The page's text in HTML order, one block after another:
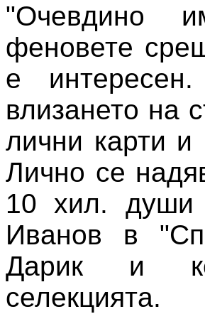
"Очевдино
феновете
е
влизането на
лични карти и
Лично се
10 хил. души
Иванов в
Дарик и
селекцията.